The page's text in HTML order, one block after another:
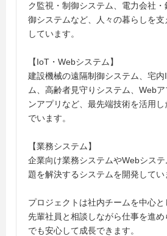
ク監視・制御システム、電力会社・
御システムなど、人々の暮らしを
しています。
【IoT・Webシステム】
建設機械の遠隔制御システム、宅
ム、高齢者見守りシステム、Web
ンアプリなど、最先端技術を活用
でいます。
【業務システム】
企業向け業務システムやWebシス
題を解決するシステムを開発してい
プロジェクトは社内チームを中心と
先輩社員と相談しながら仕事を進
でも安心して成長できます。